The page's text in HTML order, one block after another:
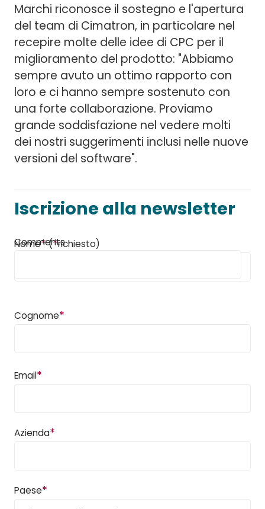
Marchi riconosce il sostegno e l'apertura
del team di Cimatron, in particolare nel
recepire molte delle idee di CPC per il
miglioramento del prodotto: "Abbiamo
sempre avuto un ottimo rapporto con
loro e ci hanno sempre sostenuto con
una forte collaborazione. Proviamo
grande soddisfazione nel vedere molti
dei nostri suggerimenti inclusi nelle nuove
versioni del software".
Iscrizione alla newsletter
Comments
Nome*(*richiesto)
Cognome*
Email*
Azienda*
Paese*